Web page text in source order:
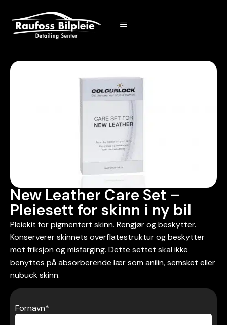
New Leather Care Set –
Pleiesett for skinn i ny bil
Pleiekit for pigmentert skinn. Rengjør og beskytter.
Konserverer skinnets overflatestruktur og beskytter
mot friksjon og misfarging. Dette settet skal ikke
benyttes på absorberende lær som anilin, semsket eller
nubuck skinn.
Fornavn*